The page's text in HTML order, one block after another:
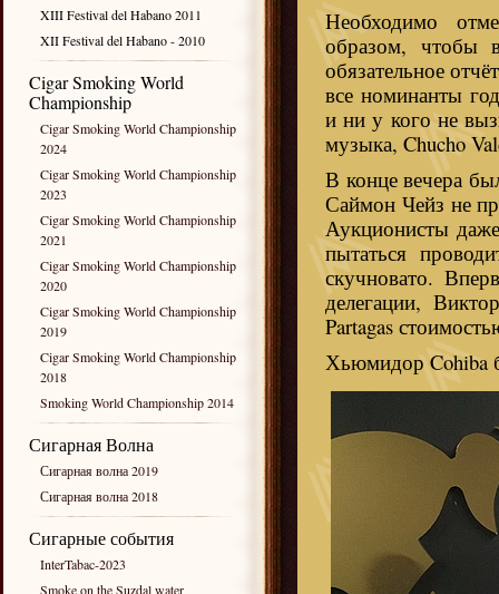
XIII Festival del Habano 2011
XII Festival del Habano - 2010
Cigar Smoking World
Championship
Cigar Smoking World Championship
2024
Cigar Smoking World Championship
2023
Cigar Smoking World Championship
2021
Cigar Smoking World Championship
2020
Cigar Smoking World Championship
2019
Cigar Smoking World Championship
2018
Smoking World Championship 2014
Сигарная Волна
Сигарная волна 2019
Сигарная волна 2018
Сигарные события
InterTabac-2023
Smoke on the Suzdal water
Необходимо
образом, чтобы
обязательное
все номинанты
и ни у кого не
музыка, Chucho
В конце вечера
Саймон Чейз не
Аукционисты
пытаться
скучновато.
делегации,
Partagas
Хьюмидор Cohiba